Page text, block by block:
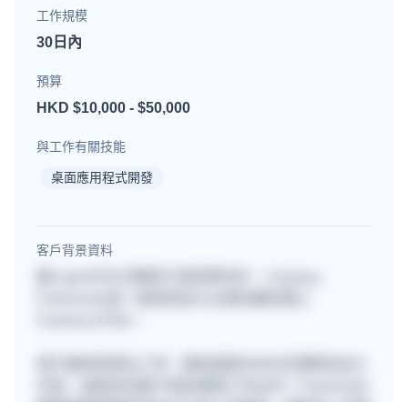
工作規模
30日內
預算
HKD $10,000 - $50,000
與工作有關技能
桌面應用程式開發
客戶背景資料